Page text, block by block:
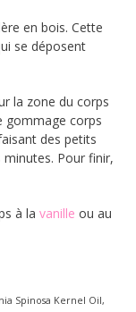
en bois. Cette
se déposent
la zone du corps
gommage corps
des petits
Pour finir,
à lavanille ou au
Spinosa Kernel Oil,